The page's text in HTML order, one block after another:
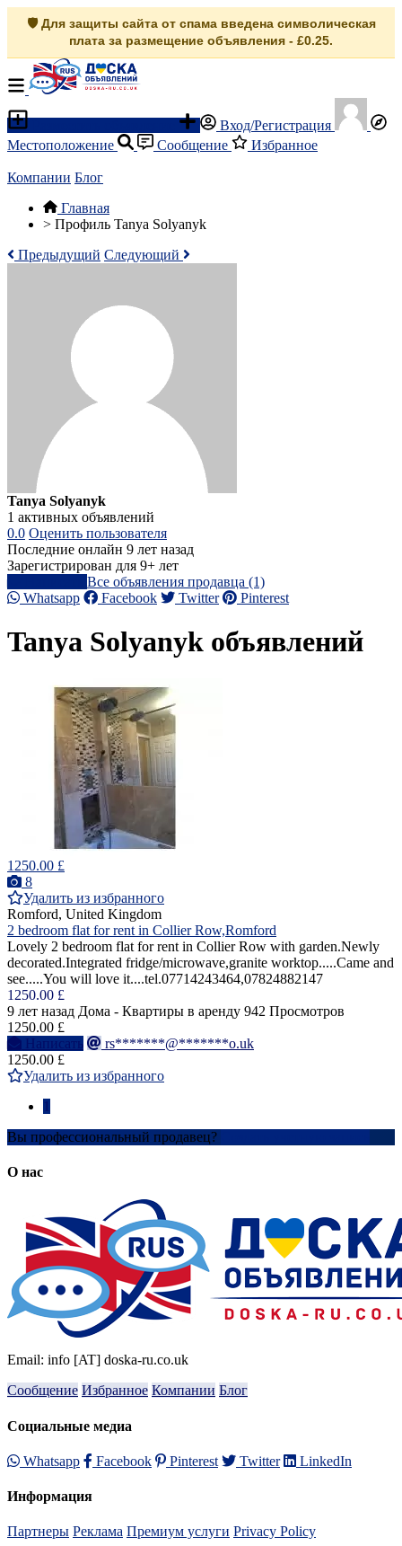
🛡️ Для защиты сайта от спама введена символическая
плата за размещение объявления - £0.25.
Вход/Регистрация
Местоположение
Сообщение Избранное
Компании Блог
Главная
> Профиль Tanya Solyanyk
Предыдущий Следующий
Tanya Solyanyk
1 активных объявлений
0.0 Оценить пользователя
Последние онлайн 9 лет назад
Зарегистрирован для 9+ лет
Все объявления продавца (1)
Whatsapp
Facebook Twitter Pinterest
Tanya Solyanyk объявлений
1250.00 £
8
Удалить из избранного
Romford, United Kingdom
2 bedroom flat for rent in Collier Row,Romford
Lovely 2 bedroom flat for rent in Collier Row with garden.Newly
decorated.Integrated fridge/microwave,granite worktop.....Came and
see.....You will love it....tel.07714243464,07824882147
1250.00 £
9 лет назад Дома - Квартиры в аренду 942 Просмотров
1250.00 £
Написать
rs*******@*******o.uk
1250.00 £
Удалить из избранного
Вы профессиональный продавец?
О нас
Email: info [AT] doska-ru.co.uk
Сообщение Избранное Компании Блог
Социальные медиа
Whatsapp Facebook Pinterest Twitter LinkedIn
Информация
Партнеры Реклама Премиум услуги Privacy Policy